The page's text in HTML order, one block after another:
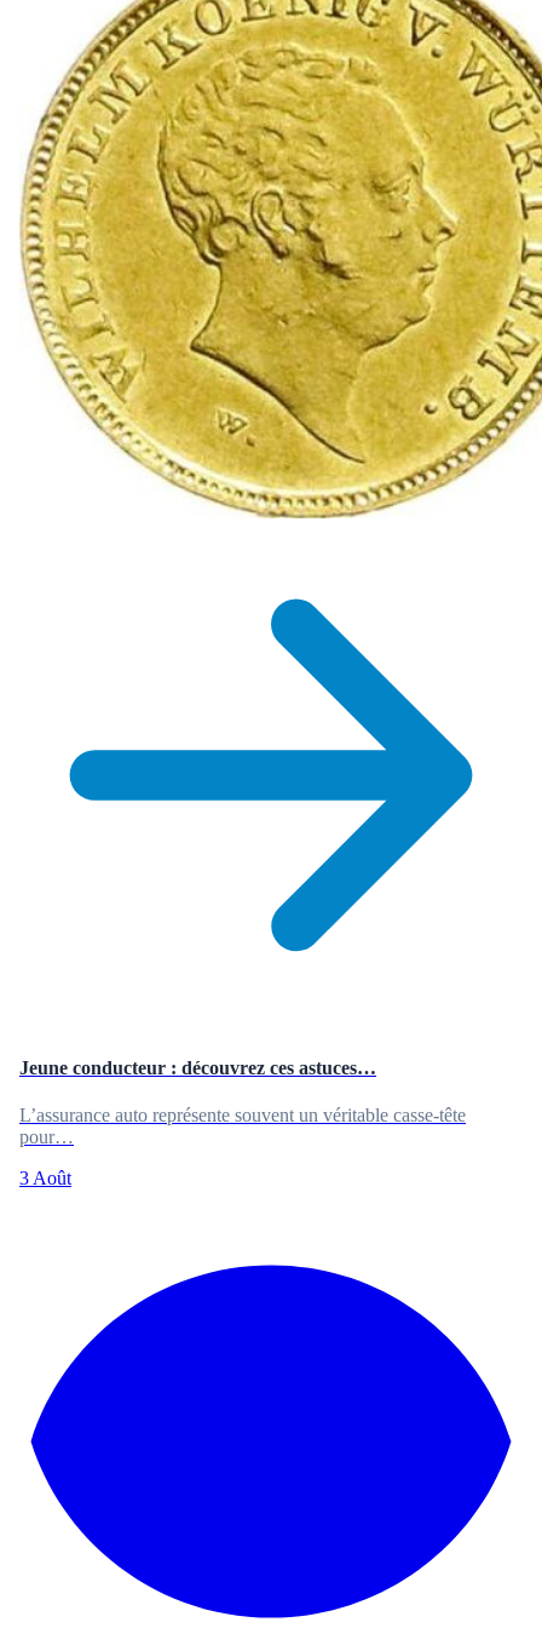
Jeune conducteur : découvrez ces astuces…
L’assurance auto représente souvent un véritable casse-tête
pour…
3 Août